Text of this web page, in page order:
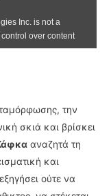
την
σκιά και βρίσκει
αναζητά τη
και
ούτε να